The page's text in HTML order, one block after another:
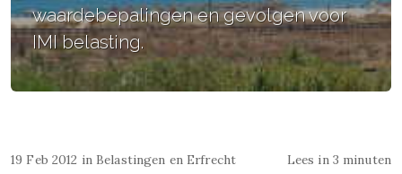
waardebepalingen en gevolgen voor
IMI belasting.
19 Feb 2012 in Belastingen en Erfrecht Lees in 3 minuten